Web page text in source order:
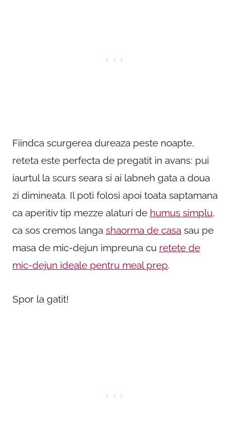
Fiindca scurgerea dureaza peste noapte,
reteta este perfecta de pregatit in avans: pui
iaurtul la scurs seara si ai labneh gata a doua
zi dimineata. Il poti folosi apoi toata saptamana
ca aperitiv tip mezze alaturi de humus simplu,
ca sos cremos langa shaorma de casa sau pe
masa de mic-dejun impreuna cu retete de
mic-dejun ideale pentru meal prep.
Spor la gatit!